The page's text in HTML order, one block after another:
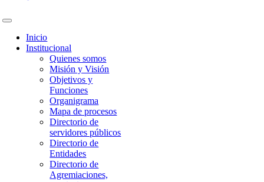
Inicio
Institucional
Quienes somos
Misión y Visión
Objetivos y
Funciones
Organigrama
Mapa de procesos
Directorio de
servidores públicos
Directorio de
Entidades
Directorio de
Agremiaciones,